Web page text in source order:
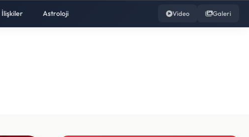
İlişkiler Astroloji Video Galeri